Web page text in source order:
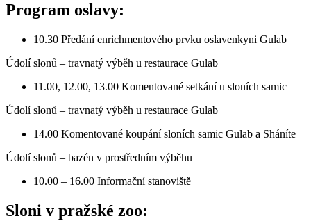
Program oslavy:
10.30 Předání enrichmentového prvku oslavenkyni Gulab
Údolí slonů – travnatý výběh u restaurace Gulab
11.00, 12.00, 13.00 Komentované setkání u sloních samic
Údolí slonů – travnatý výběh u restaurace Gulab
14.00 Komentované koupání sloních samic Gulab a Sháníte
Údolí slonů – bazén v prostředním výběhu
10.00 – 16.00 Informační stanoviště
Sloni v pražské zoo: